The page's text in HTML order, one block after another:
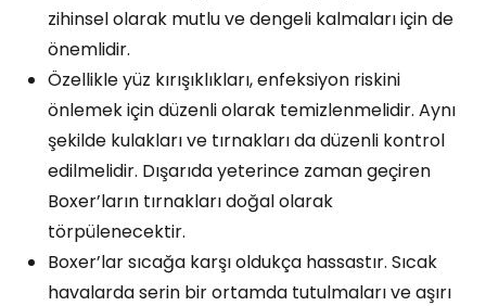
zihinsel olarak mutlu ve dengeli kalmaları için de
önemlidir.
Özellikle yüz kırışıklıkları, enfeksiyon riskini
önlemek için düzenli olarak temizlenmelidir. Aynı
şekilde kulakları ve tırnakları da düzenli kontrol
edilmelidir. Dışarıda yeterince zaman geçiren
Boxer’ların tırnakları doğal olarak
törpülenecektir.
Boxer’lar sıcağa karşı oldukça hassastır. Sıcak
havalarda serin bir ortamda tutulmaları ve aşırı